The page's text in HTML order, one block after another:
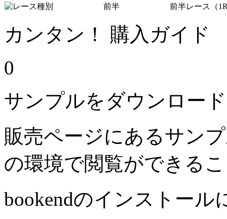
前半
前半レース（
カンタン！ 購入ガイド
0
サンプルをダウンロー
販売ページにあるサン
の環境で閲覧ができる
bookendのインストール